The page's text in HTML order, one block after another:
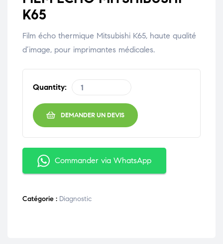
K65
Film écho thermique Mitsubishi K65, haute qualité
d’image, pour imprimantes médicales.
Quantity:
DEMANDER UN DEVIS
Commander via WhatsApp
Catégorie : Diagnostic